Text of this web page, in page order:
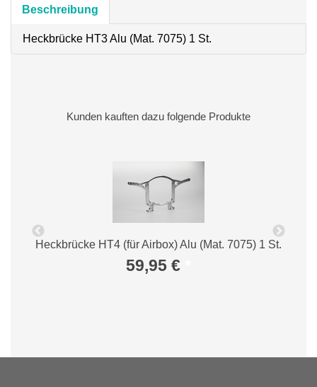
Beschreibung
Heckbrücke HT3 Alu (Mat. 7075) 1 St.
Kunden kauften dazu folgende Produkte
Heckbrücke HT4 (für Airbox) Alu (Mat. 7075) 1 St.
59,95 €